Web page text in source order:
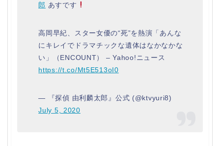
郎 あすです
高岡早紀、スター女優の“死”を熱演「あんな
にキレイでドラマチックな遺体はなかなかな
い」（ENCOUNT） – Yahoo!ニュース
https://t.co/Mt5E513oI0
— 『探偵 由利麟太郎』公式 (@ktvyuri8)
July 5, 2020